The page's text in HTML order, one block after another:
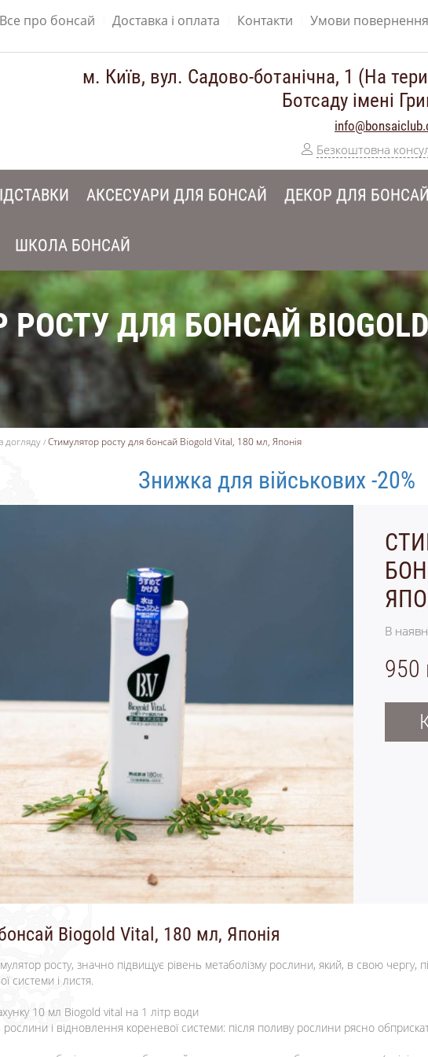
Все про бонсай Доставка і оплата Контакти Умови повернення
м. Київ, вул. Садово-ботанічна, 1 (На
Ботсаду імені
Безкоштовна
АКСЕСУАРИ ДЛЯ БОНСАЙ ДЕКОР ДЛЯ БОНСАЙ
ШКОЛА БОНСАЙ
ДЛЯ БОНСАЙ
догляду Стимулятор росту для бонсай Biogold Vital, 180 мл, Японія
Знижка для військових -20%
В
950
Biogold Vital, 180 мл, Японія
росту, значно підвищує рівень метаболізму рослини, який, в свою чергу,
системи і листя.
10 мл Biogold vital на 1 літр води
рослини і відновлення кореневої системи: після поливу рослини рясно